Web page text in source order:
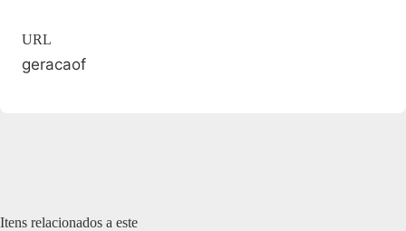
URL
geracaof
Itens relacionados a este